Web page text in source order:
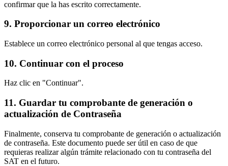
confirmar que la has escrito correctamente.
9. Proporcionar un correo electrónico
Establece un correo electrónico personal al que tengas acceso.
10. Continuar con el proceso
Haz clic en "Continuar".
11. Guardar tu comprobante de generación o
actualización de Contraseña
Finalmente, conserva tu comprobante de generación o actualización
de contraseña. Este documento puede ser útil en caso de que
requieras realizar algún trámite relacionado con tu contraseña del
SAT en el futuro.